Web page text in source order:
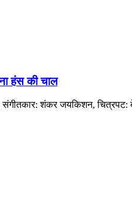
हंस की चाल
शंकर जयकिशन,